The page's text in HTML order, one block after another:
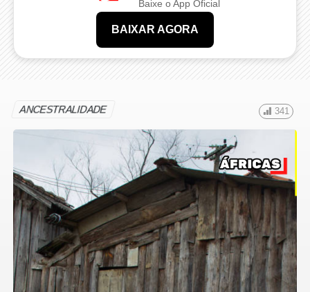
Baixe o App Oficial
BAIXAR AGORA
ANCESTRALIDADE 341